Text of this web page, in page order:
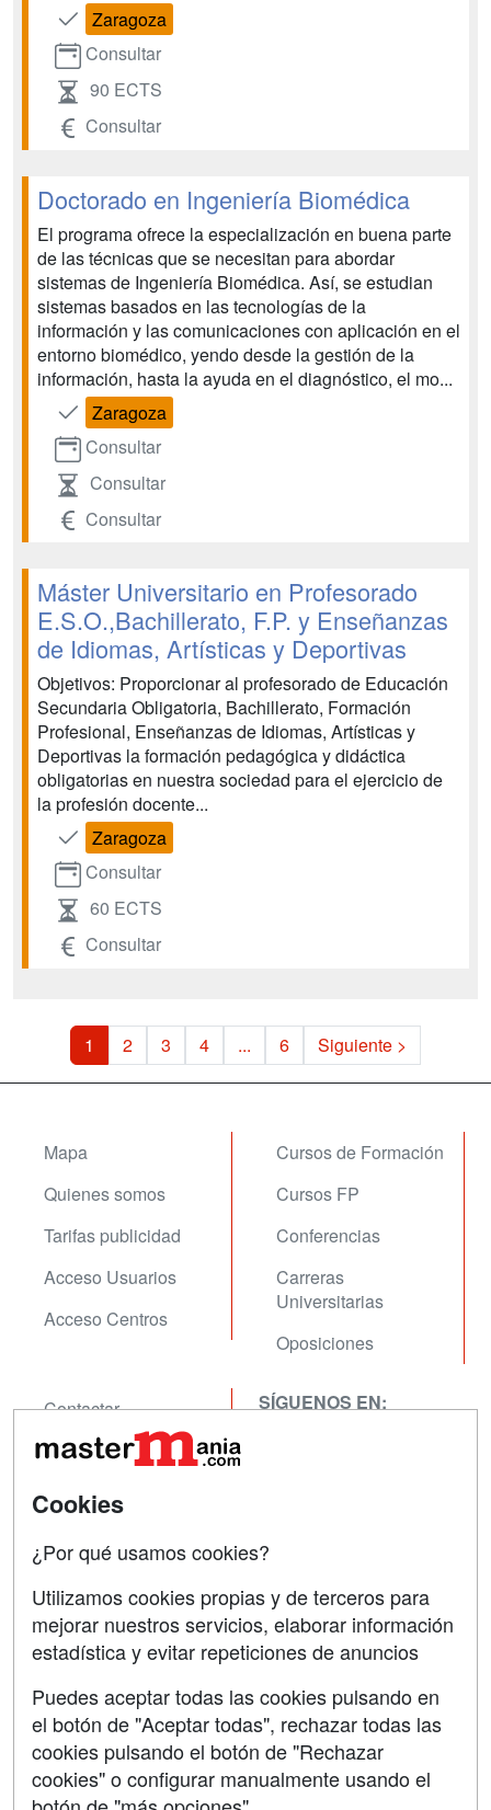
Zaragoza
Consultar
90 ECTS
Consultar
Doctorado en Ingeniería Biomédica
El programa ofrece la especialización en buena parte
de las técnicas que se necesitan para abordar
sistemas de Ingeniería Biomédica. Así, se estudian
sistemas basados en las tecnologías de la
información y las comunicaciones con aplicación en el
entorno biomédico, yendo desde la gestión de la
información, hasta la ayuda en el diagnóstico, el mo...
Zaragoza
Consultar
Consultar
Consultar
Máster Universitario en Profesorado
E.S.O.,Bachillerato, F.P. y Enseñanzas
de Idiomas, Artísticas y Deportivas
Objetivos: Proporcionar al profesorado de Educación
Secundaria Obligatoria, Bachillerato, Formación
Profesional, Enseñanzas de Idiomas, Artísticas y
Deportivas la formación pedagógica y didáctica
obligatorias en nuestra sociedad para el ejercicio de
la profesión docente...
Zaragoza
Consultar
60 ECTS
Consultar
1 2 3 4 ... 6 Siguiente >
Mapa
Quienes somos
Tarifas publicidad
Acceso Usuarios
Acceso Centros
Cursos de Formación
Cursos FP
Conferencias
Carreras
Universitarias
Oposiciones
Contactar
Confidencialidad
Aviso legal
SÍGUENOS EN:
Grupo formazion:
Cookies
¿Por qué usamos cookies?
Utilizamos cookies propias y de terceros para
mejorar nuestros servicios, elaborar información
estadística y evitar repeticiones de anuncios
Puedes aceptar todas las cookies pulsando en
el botón de "Aceptar todas", rechazar todas las
cookies pulsando el botón de "Rechazar
cookies" o configurar manualmente usando el